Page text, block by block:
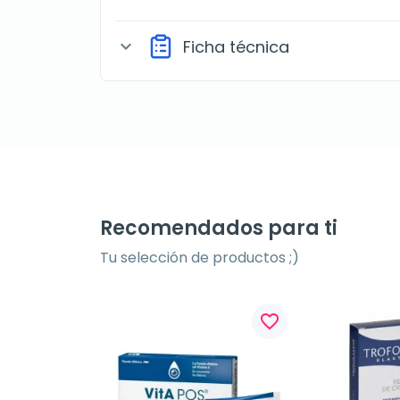
expand_more Ficha técnica
Recomendados para ti
Tu selección de productos ;)
favorite_border